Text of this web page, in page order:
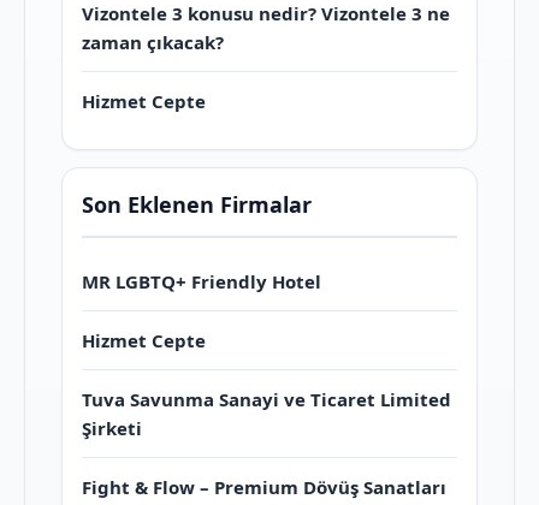
Vizontele 3 konusu nedir? Vizontele 3 ne
zaman çıkacak?
Hizmet Cepte
Son Eklenen Firmalar
MR LGBTQ+ Friendly Hotel
Hizmet Cepte
Tuva Savunma Sanayi ve Ticaret Limited
Şirketi
Fight & Flow – Premium Dövüş Sanatları